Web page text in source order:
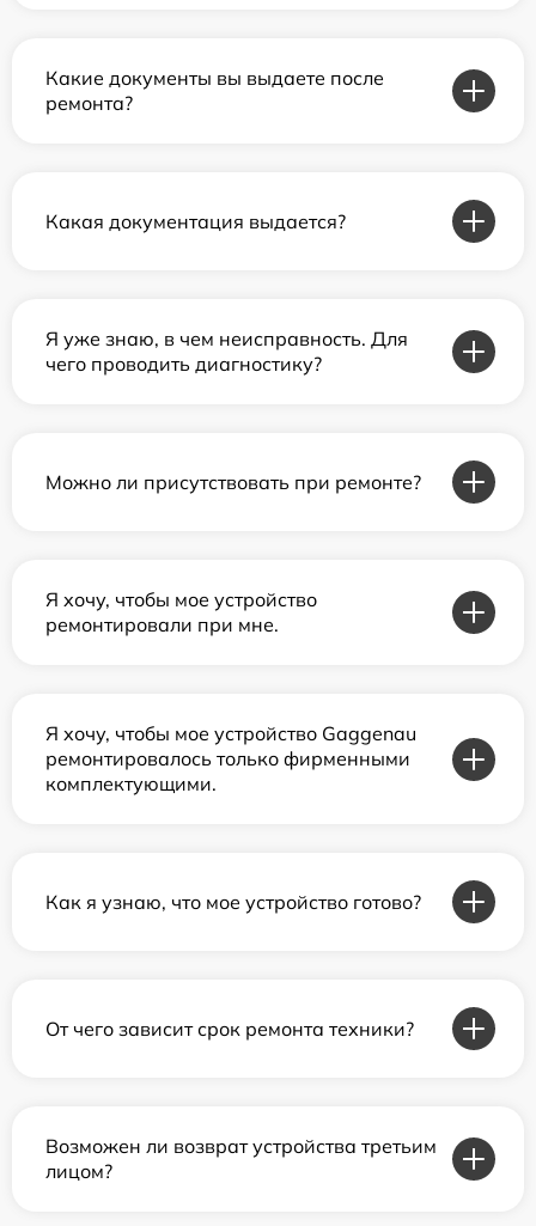
Какие документы вы выдаете после
ремонта?
Какая документация выдается?
Я уже знаю, в чем неисправность. Для
чего проводить диагностику?
Можно ли присутствовать при ремонте?
Я хочу, чтобы мое устройство
ремонтировали при мне.
Я хочу, чтобы мое устройство Gaggenau
ремонтировалось только фирменными
комплектующими.
Как я узнаю, что мое устройство готово?
От чего зависит срок ремонта техники?
Возможен ли возврат устройства третьим
лицом?